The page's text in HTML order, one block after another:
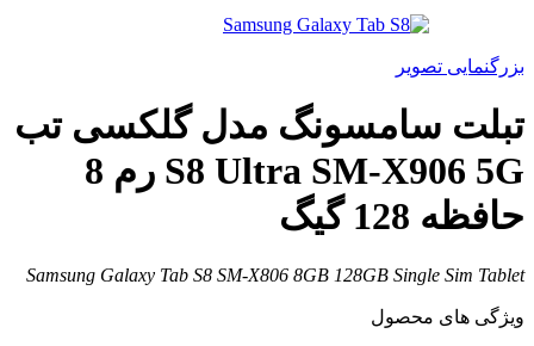
تصویر
سامسونگ مدل گلکسی تب
S8 Ultra SM-X906 5G رم 8
128 گیگ
Samsung Galaxy Tab S8 SM-X806 8GB 128GB Single Sim
های محصول